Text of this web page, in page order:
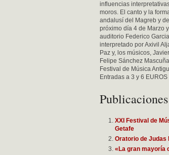
influencias
moros. El canto y la
andalusí del Magreb y
próximo día 4 de Marzo
auditorio Federico
interpretado por Axivil
Paz y, los músicos,
Felipe Sánchez
Festival de Música
Entradas a 3 y 6 EUROS
XXI Festival de
Getafe
Oratorio de Judas
«La gran mayoría